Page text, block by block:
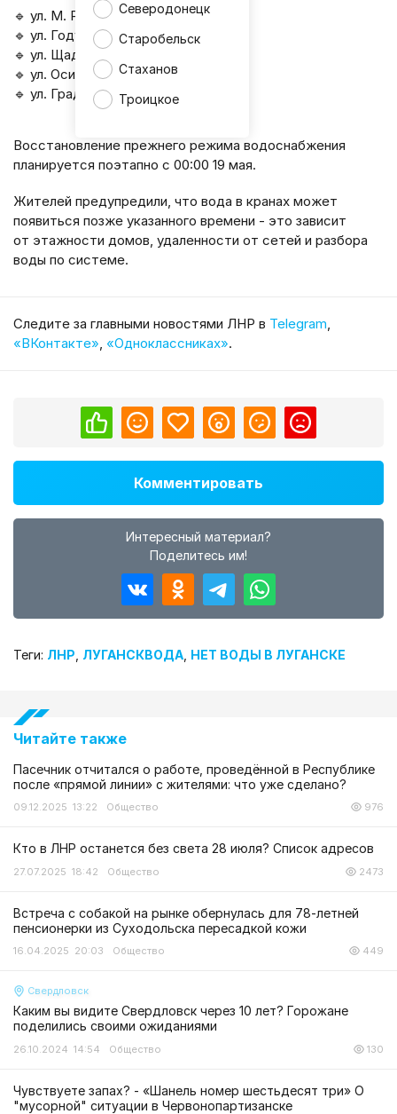
Северодонецк
Старобельск
Стаханов
Троицкое
🔹 ул. М. Расковой
🔹 ул. Годуванцева
🔹 ул. Щаденко
🔹 ул. Осипенко
🔹 ул. Градусова
Восстановление прежнего режима водоснабжения
планируется поэтапно с 00:00 19 мая.
Жителей предупредили, что вода в кранах может
появиться позже указанного времени - это зависит
от этажности домов, удаленности от сетей и разбора
воды по системе.
Cледите за главными новостями ЛНР в Telegram,
«ВКонтакте», «Одноклассниках».
Комментировать
Интересный материал?
Поделитесь им!
Теги: ЛНР ЛУГАНСКВОДА НЕТ ВОДЫ В ЛУГАНСКЕ
Читайте также
Пасечник отчитался о работе, проведённой в Республике
после «прямой линии» с жителями: что уже сделано?
09.12.2025 13:22 Общество 976
Кто в ЛНР останется без света 28 июля? Список адресов
27.07.2025 18:42 Общество 2473
Встреча с собакой на рынке обернулась для 78-летней
пенсионерки из Суходольска пересадкой кожи
16.04.2025 20:03 Общество 449
Свердловск
Каким вы видите Свердловск через 10 лет? Горожане
поделились своими ожиданиями
26.10.2024 14:54 Общество 130
Чувствуете запах? - «Шанель номер шестьдесят три» О
"мусорной" ситуации в Червонопартизанске